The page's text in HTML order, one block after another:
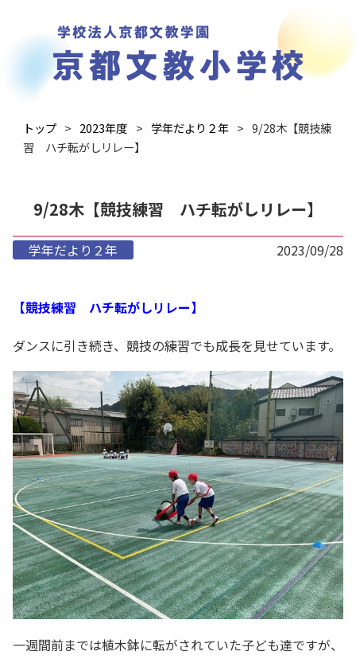
トップ 2023年度 学年だより２年
9/28木【競技練
習 ハチ転がしリレー】
9/28木【競技練習 ハチ転がしリレー】
学年だより２年 2023/09/28
【競技練習 ハチ転がしリレー】
ダンスに引き続き、競技の練習でも成長を見せています。
一週間前までは植木鉢に転がされていた子ども達ですが、